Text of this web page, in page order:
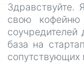
Здравствуйте.
свою
соучредителей
база на
сопутствующих